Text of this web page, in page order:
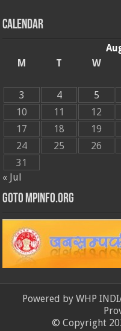
Calendar
M
T W
3
4 5
10
11 12
17
18 19
24
25 26
31
« Jul
GOTO MPINFO.ORG
Powered by WHP
© Copyright